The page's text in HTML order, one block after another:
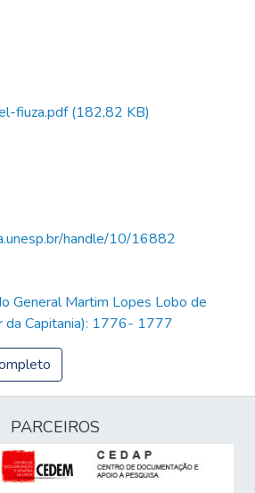
fiuza.pdf(182,82 KB)
handle/10/16882
General Martim Lopes Lobo de
da Capitania): 1776- 1777
PARCEIROS